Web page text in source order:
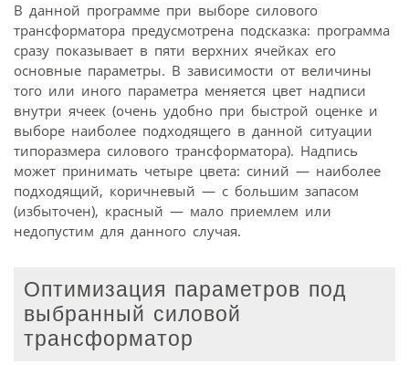
В данной программе при выборе силового
трансформатора предусмотрена подсказка: программа
сразу показывает в пяти верхних ячейках его
основные параметры. В зависимости от величины
того или иного параметра меняется цвет надписи
внутри ячеек (очень удобно при быстрой оценке и
выборе наиболее подходящего в данной ситуации
типоразмера силового трансформатора). Надпись
может принимать четыре цвета: синий — наиболее
подходящий, коричневый — с большим запасом
(избыточен), красный — мало приемлем или
недопустим для данного случая.
Оптимизация параметров под
выбранный силовой
трансформатор